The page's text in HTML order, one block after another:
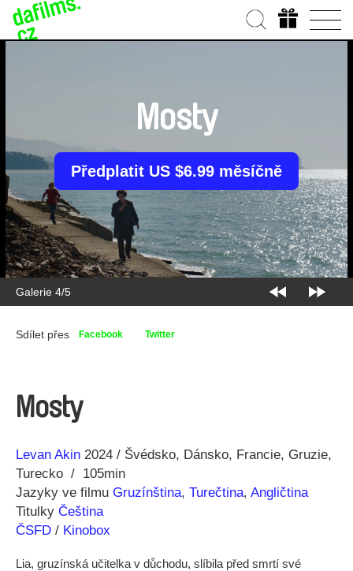
Galerie 4/5
Mosty
Předplatit US $6.99 měsíčně
Sdílet přes Facebook Twitter
Mosty
Režie
Levan Akin
Rok 2024 Švédsko Dánsko Francie Gruzie
Turecko
105min
Jazyky ve filmu Gruzínština, Turečtina, Angličtina
Titulky Čeština
ČSFD / Kinobox
Lia, gruzínská učitelka v důchodu, slíbila před smrtí své